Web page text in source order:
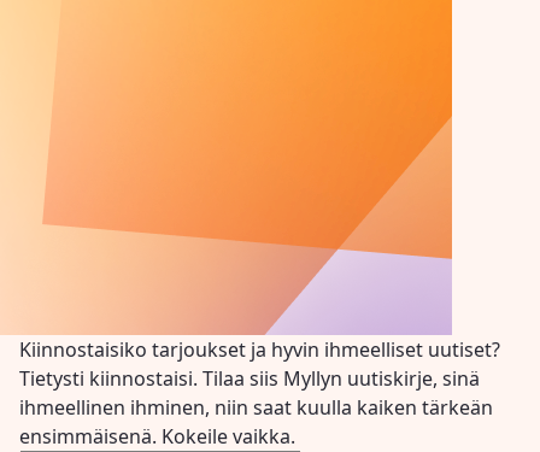
Kiinnostaisiko tarjoukset ja hyvin ihmeelliset uutiset?
Tietysti kiinnostaisi. Tilaa siis Myllyn uutiskirje, sinä
ihmeellinen ihminen, niin saat kuulla kaiken tärkeän
ensimmäisenä. Kokeile vaikka.